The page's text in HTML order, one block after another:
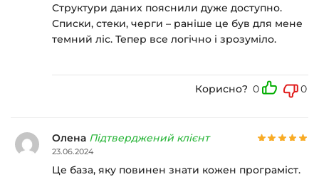
Структури даних пояснили дуже доступно.
Списки, стеки, черги – раніше це був для мене
темний ліс. Тепер все логічно і зрозуміло.
Корисно? 0 0
Олена Підтверджений клієнт
23.06.2024
Це база, яку повинен знати кожен програміст.